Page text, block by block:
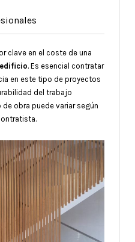
clave en el coste de una
. Es esencial contratar
en este tipo de proyectos
del trabajo
obra puede variar según